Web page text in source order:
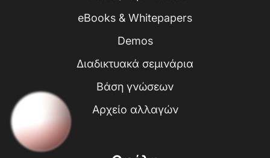
eBooks & Whitepapers
Demos
Διαδικτυακά σεμινάρια
Βάση γνώσεων
Αρχείο αλλαγών